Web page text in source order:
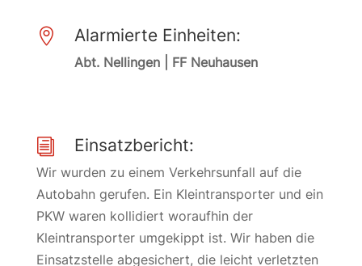
 Alarmierte Einheiten:
Abt. Nellingen | FF Neuhausen
i Einsatzbericht:
Wir wurden zu einem Verkehrsunfall auf die
Autobahn gerufen. Ein Kleintransporter und ein
PKW waren kollidiert woraufhin der
Kleintransporter umgekippt ist. Wir haben die
Einsatzstelle abgesichert, die leicht verletzten